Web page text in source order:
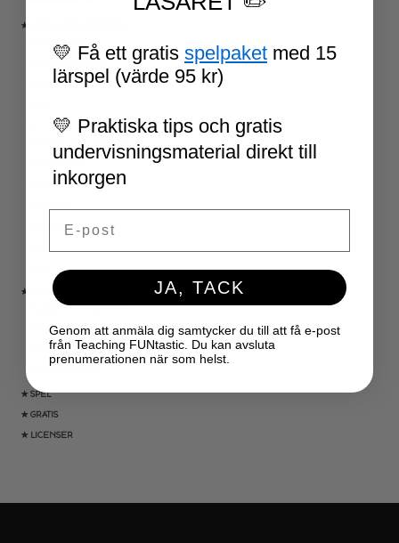
★ SÄSONG OCH HÖGTIDER
100 SKOLDAGAR
OLYMPISKA SPELEN
SAMER
VM I FOTBOLL
NATIONALDAGEN 6 JUNI
SKOLSTART
HALLOWEEN
★ LÄRARVERKTYG
KLASSRUMSDEKORATION
KLASSRUMSLEDARSKAP
KLASSRUMSORGANISATION
★ SPEL
★ GRATIS
★ LICENSER
💛 Få ett gratis spelpaket med 15
lärspel (värde 95 kr)
💛 Praktiska tips och gratis
undervisningsmaterial direkt till
inkorgen
JA, TACK
Genom att anmäla dig samtycker du till att få e-post
från Teaching FUNtastic. Du kan avsluta
prenumerationen när som helst.